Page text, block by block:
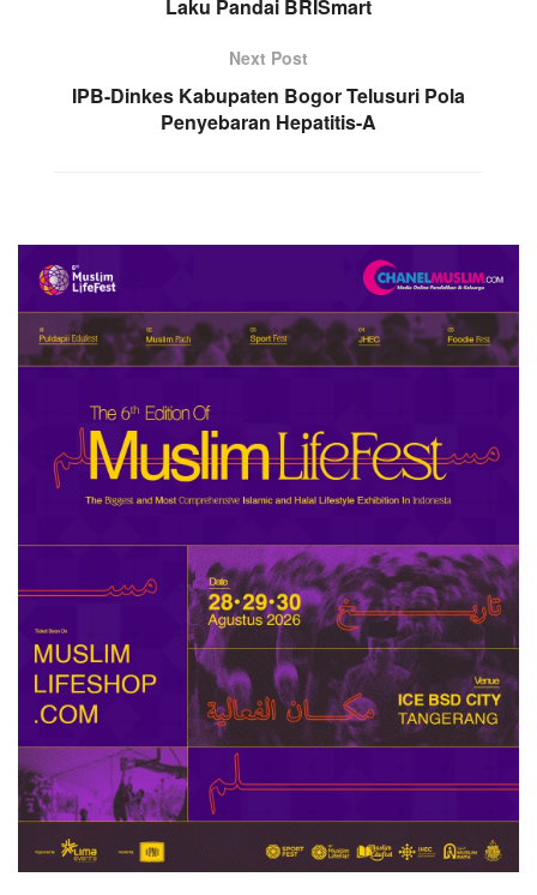
Laku Pandai BRISmart
Next Post
IPB-Dinkes Kabupaten Bogor Telusuri Pola
Penyebaran Hepatitis-A